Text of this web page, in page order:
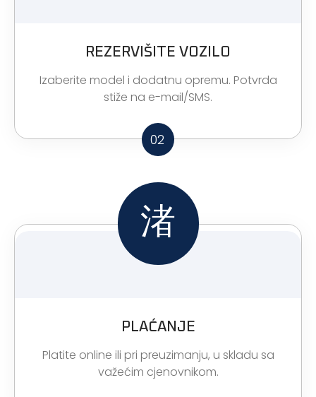
REZERVIŠITE VOZILO
Izaberite model i dodatnu opremu. Potvrda
stiže na e-mail/SMS.
02
PLAĆANJE
Platite online ili pri preuzimanju, u skladu sa
važećim cjenovnikom.